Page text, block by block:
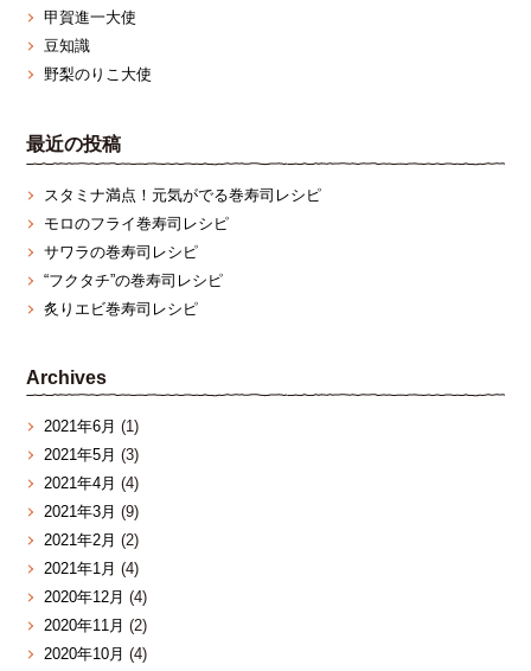
甲賀進一大使
豆知識
野梨のりこ大使
最近の投稿
スタミナ満点！元気がでる巻寿司レシピ
モロのフライ巻寿司レシピ
サワラの巻寿司レシピ
“フクタチ”の巻寿司レシピ
炙りエビ巻寿司レシピ
Archives
2021年6月 (1)
2021年5月 (3)
2021年4月 (4)
2021年3月 (9)
2021年2月 (2)
2021年1月 (4)
2020年12月 (4)
2020年11月 (2)
2020年10月 (4)